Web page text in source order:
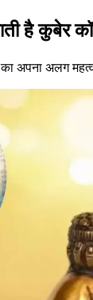
है कुबेर
अपना अलग